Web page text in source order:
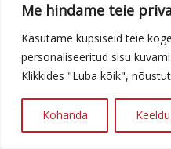
Me hindame teie
Kasutame küpsiseid teie
personaliseeritud sisu
Klikkides "Luba kõik",
Kohanda